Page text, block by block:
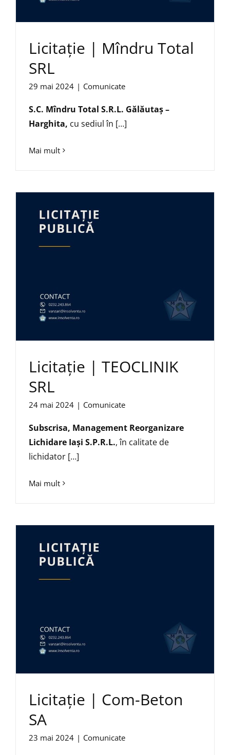
Licitație | Mîndru Total
SRL
29 mai 2024 | Comunicate
S.C. Mîndru Total S.R.L. Gălăutaș –
Harghita, cu sediul în […]
Mai mult
Licitație | TEOCLINIK
SRL
24 mai 2024 | Comunicate
Subscrisa, Management Reorganizare
Lichidare Iaşi S.P.R.L., în calitate de
lichidator […]
Mai mult
Licitație | Com-Beton
SA
23 mai 2024 | Comunicate